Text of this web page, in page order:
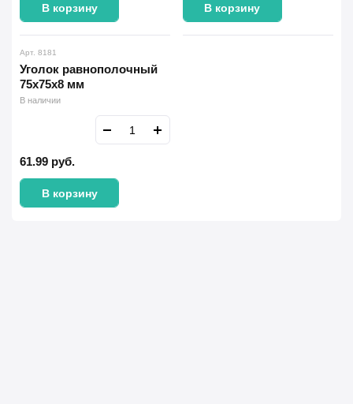
В корзину В корзину
Арт. 8181
Уголок равнополочный
75х75х8 мм
В наличии
61.99 руб.
В корзину